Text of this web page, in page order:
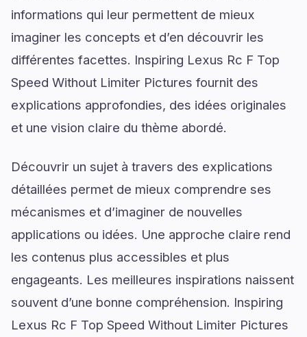
informations qui leur permettent de mieux
imaginer les concepts et d’en découvrir les
différentes facettes. Inspiring Lexus Rc F Top
Speed Without Limiter Pictures fournit des
explications approfondies, des idées originales
et une vision claire du thème abordé.
Découvrir un sujet à travers des explications
détaillées permet de mieux comprendre ses
mécanismes et d’imaginer de nouvelles
applications ou idées. Une approche claire rend
les contenus plus accessibles et plus
engageants. Les meilleures inspirations naissent
souvent d’une bonne compréhension. Inspiring
Lexus Rc F Top Speed Without Limiter Pictures